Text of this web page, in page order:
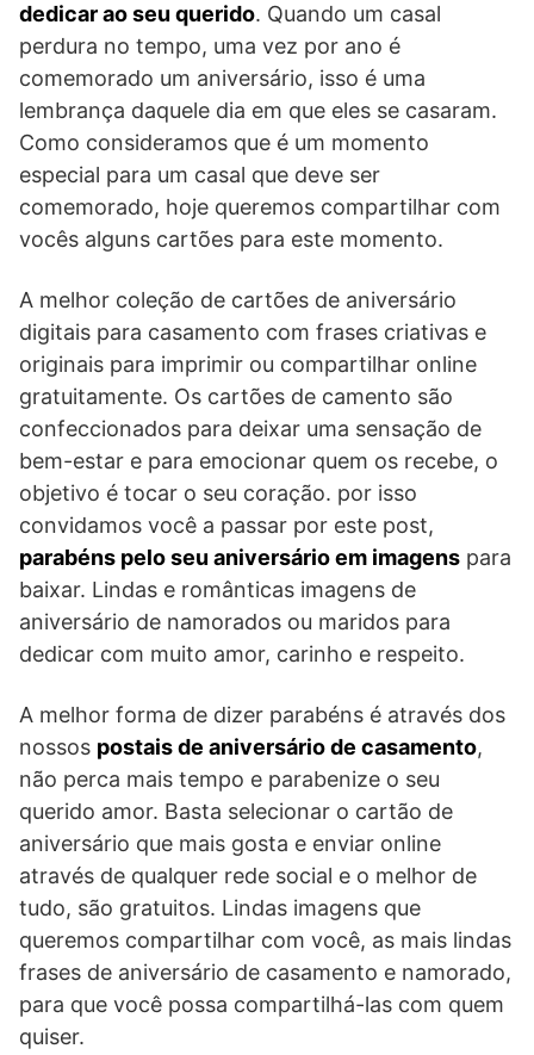
dedicar ao seu querido. Quando um casal
perdura no tempo, uma vez por ano é
comemorado um aniversário, isso é uma
lembrança daquele dia em que eles se casaram.
Como consideramos que é um momento
especial para um casal que deve ser
comemorado, hoje queremos compartilhar com
vocês alguns cartões para este momento.
A melhor coleção de cartões de aniversário
digitais para casamento com frases criativas e
originais para imprimir ou compartilhar online
gratuitamente. Os cartões de camento são
confeccionados para deixar uma sensação de
bem-estar e para emocionar quem os recebe, o
objetivo é tocar o seu coração. por isso
convidamos você a passar por este post,
parabéns pelo seu aniversário em imagens para
baixar. Lindas e românticas imagens de
aniversário de namorados ou maridos para
dedicar com muito amor, carinho e respeito.
A melhor forma de dizer parabéns é através dos
nossos postais de aniversário de casamento,
não perca mais tempo e parabenize o seu
querido amor. Basta selecionar o cartão de
aniversário que mais gosta e enviar online
através de qualquer rede social e o melhor de
tudo, são gratuitos. Lindas imagens que
queremos compartilhar com você, as mais lindas
frases de aniversário de casamento e namorado,
para que você possa compartilhá-las com quem
quiser.